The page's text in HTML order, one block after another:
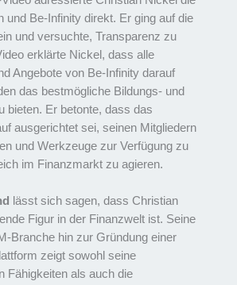
und Be-Infinity direkt. Er ging auf die
und versuchte, Transparenz zu
erklärte Nickel, dass alle
Angebote von Be-Infinity darauf
das bestmögliche Bildungs- und
bieten. Er betonte, dass das
ausgerichtet sei, seinen Mitgliedern
und Werkzeuge zur Verfügung zu
im Finanzmarkt zu agieren.
lässt sich sagen, dass Christian
Figur in der Finanzwelt ist. Seine
Branche hin zur Gründung einer
zeigt sowohl seine
Fähigkeiten als auch die